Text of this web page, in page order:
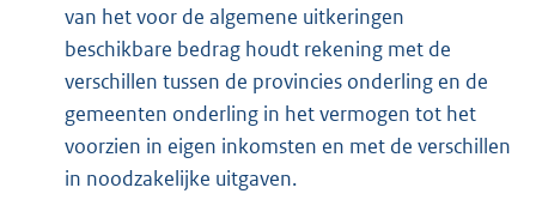
van het voor de algemene uitkeringen
beschikbare bedrag houdt rekening met de
verschillen tussen de provincies onderling en de
gemeenten onderling in het vermogen tot het
voorzien in eigen inkomsten en met de verschillen
in noodzakelijke uitgaven.